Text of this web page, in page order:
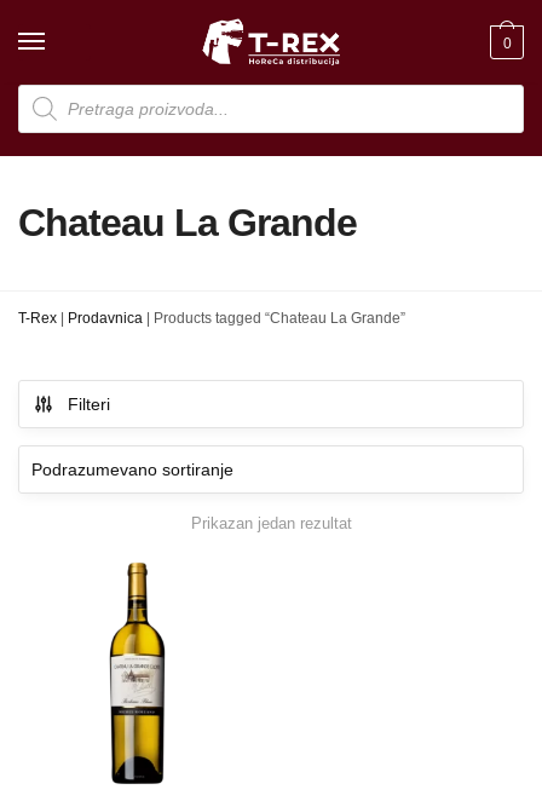
Products
search
0
Chateau La Grande
T-Rex | Prodavnica | Products tagged “Chateau La Grande”
Filteri
Prikazan jedan rezultat